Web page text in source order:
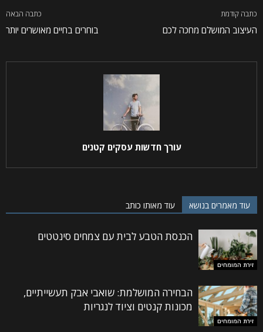
כתבה קודמת
העיצוב המושלם מחכה לכם
כתבה הבאה
בוחרים בחיים מאושרים יותר
עורך חדשות עסקים קטנים
עוד מאמרים בנושא עוד מאותו כותב
זירת המומחים
הכנסת הטבע לבית עם צמחים סינטטים
זירת המומחים
הבחירה המושלמת: שואבי אבק תעשייתיים,
מכונות קנטים וציוד לנגריות